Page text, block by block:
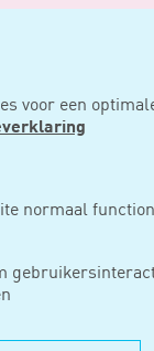
voor een
normaal